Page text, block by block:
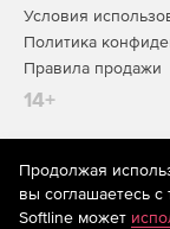
Условия
Политика
Правила продажи
14+
На
предоставления
Продолжая
вы соглашаетесь с
Softline может